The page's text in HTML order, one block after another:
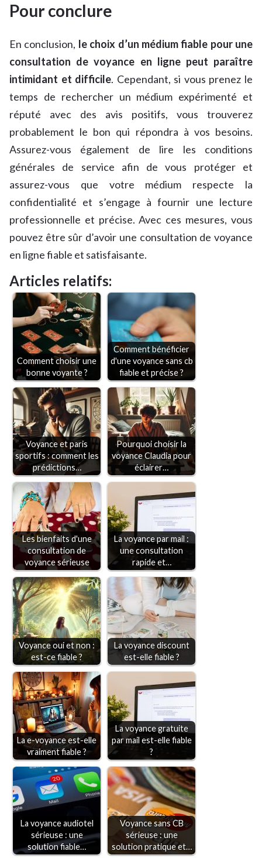
Pour conclure
En conclusion, le choix d’un médium fiable pour une
consultation de voyance en ligne peut paraître
intimidant et difficile. Cependant, si vous prenez le
temps de rechercher un médium expérimenté et
réputé avec des avis positifs, vous trouverez
probablement le bon qui répondra à vos besoins.
Assurez-vous également de lire les conditions
générales de service afin de vous protéger et
assurez-vous que votre médium respecte la
confidentialité et s’engage à fournir une lecture
professionnelle et précise. Avec ces mesures, vous
pouvez être sûr d’avoir une consultation de voyance
en ligne fiable et satisfaisante.
Articles relatifs:
Comment choisir une
bonne voyante ?
Comment bénéficier
d'une voyance sans cb
fiable et précise ?
Voyance et paris
sportifs : comment les
prédictions…
Pourquoi choisir la
voyance Claudia pour
éclairer…
Les bienfaits d'une
consultation de
voyance sérieuse
La voyance par mail :
une consultation
rapide et…
Voyance oui et non :
est-ce fiable ?
La voyance discount
est-elle fiable ?
La e-voyance est-elle
vraiment fiable ?
La voyance gratuite
par mail est-elle fiable
?
La voyance audiotel
sérieuse : une
solution fiable…
Voyance sans CB
sérieuse : une
solution pratique et…